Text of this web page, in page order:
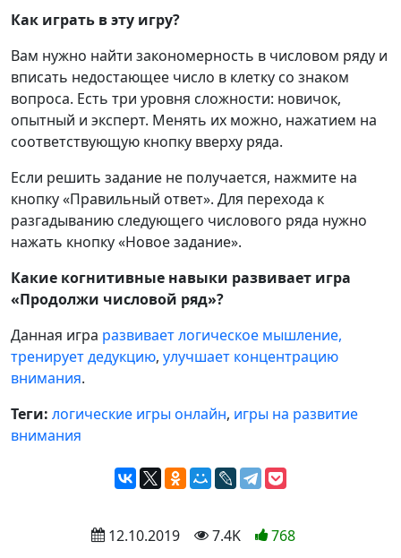
Как играть в эту игру?
Вам нужно найти закономерность в числовом ряду и
вписать недостающее число в клетку со знаком
вопроса. Есть три уровня сложности: новичок,
опытный и эксперт. Менять их можно, нажатием на
соответствующую кнопку вверху ряда.
Если решить задание не получается, нажмите на
кнопку «Правильный ответ». Для перехода к
разгадыванию следующего числового ряда нужно
нажать кнопку «Новое задание».
Какие когнитивные навыки развивает игра
«Продолжи числовой ряд»?
Данная игра развивает логическое мышление,
тренирует дедукцию, улучшает концентрацию
внимания.
Теги: логические игры онлайн, игры на развитие
внимания
12.10.2019 7.4K 768